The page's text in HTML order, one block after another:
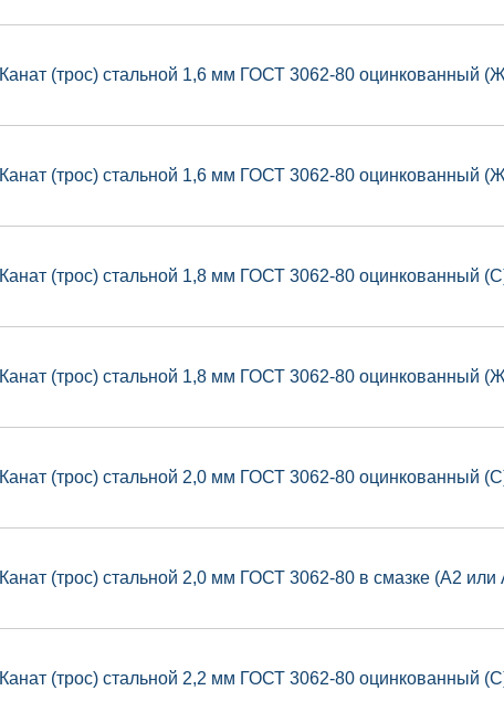
Канат (трос) стальной 1,6 мм ГОСТ 3062-80 оцинкованный
Канат (трос) стальной 1,6 мм ГОСТ 3062-80 оцинкованный
Канат (трос) стальной 1,8 мм ГОСТ 3062-80 оцинкованный
Канат (трос) стальной 1,8 мм ГОСТ 3062-80 оцинкованный
Канат (трос) стальной 2,0 мм ГОСТ 3062-80 оцинкованный
Канат (трос) стальной 2,0 мм ГОСТ 3062-80 в смазке (А2 или
Канат (трос) стальной 2,2 мм ГОСТ 3062-80 оцинкованный